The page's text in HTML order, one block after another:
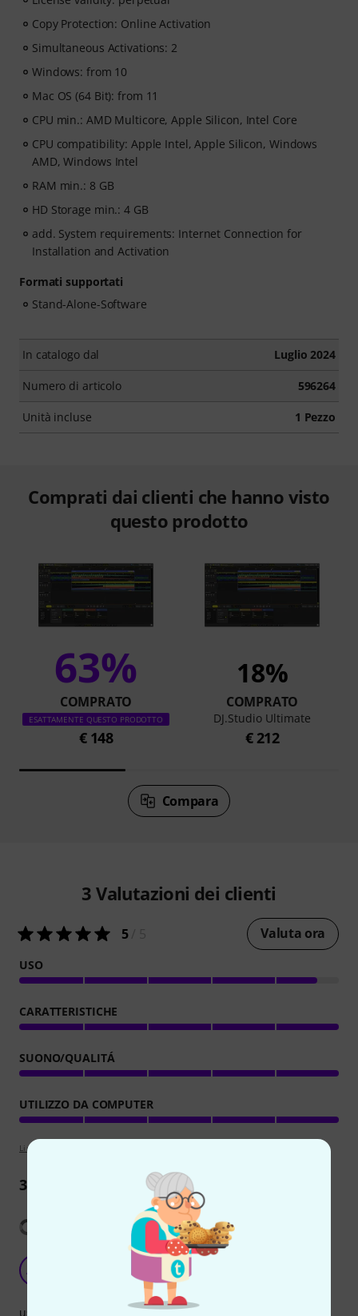
Copy Protection: Online Activation
Simultaneous Activations: 2
Windows: from 10
Mac OS (64 Bit): from 11
CPU min.: AMD Multicore, Apple Silicon, Intel Core
CPU compatibility: Apple Intel, Apple Silicon, Windows
AMD, Windows Intel
RAM min.: 8 GB
HD Storage min.: 4 GB
add. System requirements: Internet Connection for
Installation and Activation
Formati supportati
Stand-Alone-Software
In catalogo dal Luglio 2024
Numero di articolo 596264
Unità incluse 1 Pezzo
Comprati dai clienti che hanno visto
questo prodotto
63%
COMPRATO
ESATTAMENTE QUESTO PRODOTTO
€ 148
18%
COMPRATO
DJ.Studio Ultimate
€ 212
Compara
3 Valutazioni dei clienti
5/ 5 Valuta ora
USO
CARATTERISTICHE
SUONO/QUALITÁ
UTILIZZO DA COMPUTER
Linee guida per la valutazione
3Recensioni
Mostra traduzione
AW DJ Studio Software Super
A Worn 30.08.2024
uso